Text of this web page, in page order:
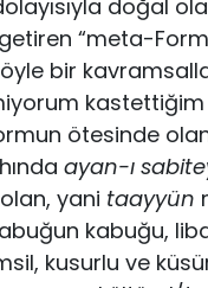
doğal
“meta-
bir
ötesinde
ayan-ı
yani taayyün
kabuğu,
kusurlu ve